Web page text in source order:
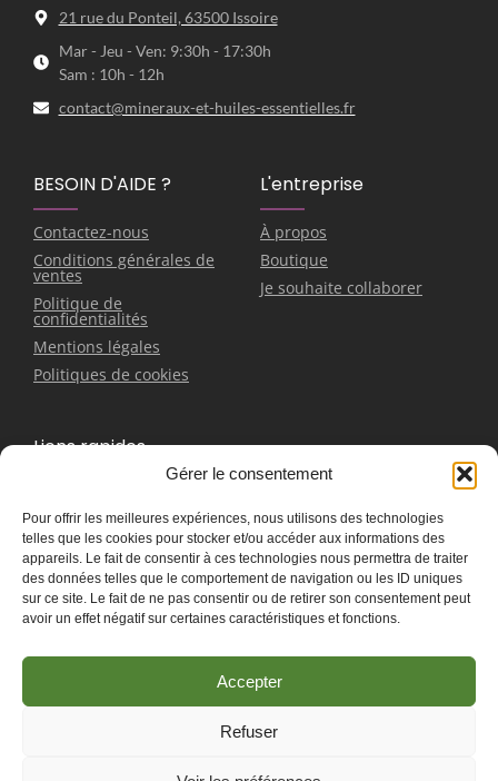
Gérer le consentement
Pour offrir les meilleures expériences, nous utilisons des technologies
telles que les cookies pour stocker et/ou accéder aux informations des
appareils. Le fait de consentir à ces technologies nous permettra de traiter
des données telles que le comportement de navigation ou les ID uniques
sur ce site. Le fait de ne pas consentir ou de retirer son consentement peut
avoir un effet négatif sur certaines caractéristiques et fonctions.
Accepter
Refuser
21 rue du Ponteil, 63500 Issoire
Mar - Jeu - Ven: 9:30h - 17:30h
Sam : 10h - 12h
contact@mineraux-et-huiles-essentielles.fr
BESOIN D'AIDE ?
Contactez-nous
Conditions générales de
ventes
Politique de
confidentialités
Mentions légales
Politiques de cookies
L'entreprise
À propos
Boutique
Je souhaite collaborer
Liens rapides
Boucles d'oreilles
Pendentifs
Contactez-nous